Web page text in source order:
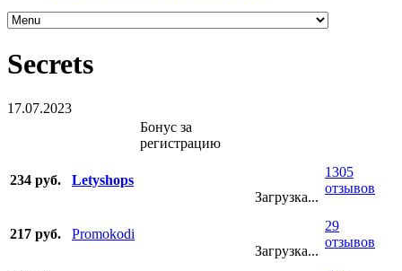
Secrets
17.07.2023
Бонус за
регистрацию
234 руб.
Letyshops
Загрузка...
1305
отзывов
217 руб.
Promokodi
Загрузка...
29
отзывов